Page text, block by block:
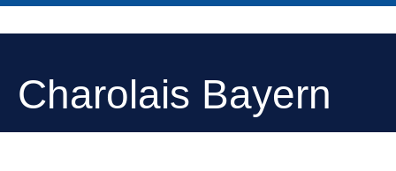
Charolais Bayern